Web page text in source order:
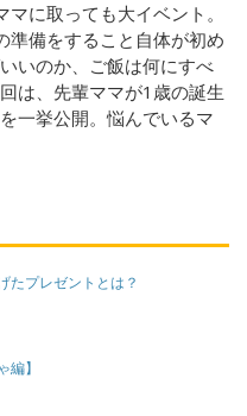
に取っても大イベント。
準備をすること自体が初め
いのか、ご飯は何にすべ
は、先輩ママが1歳の誕生
一挙公開。悩んでいるマ
たプレゼントとは？
】